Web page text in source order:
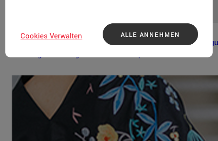
A Gentleman's Tale
AGT Basics richtet sich an stylische Stadtmenschen, die
ALLE ANNEHMEN
Cookies Verwalten